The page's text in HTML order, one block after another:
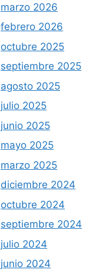
marzo 2026
febrero 2026
octubre 2025
septiembre 2025
agosto 2025
julio 2025
junio 2025
mayo 2025
marzo 2025
diciembre 2024
octubre 2024
septiembre 2024
julio 2024
junio 2024